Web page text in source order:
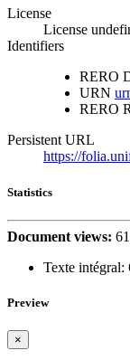
License
License
Identifiers
RERO
URN
RERO
Persistent URL
https://
Statistics
Document views:
Texte intégral:
Preview
×